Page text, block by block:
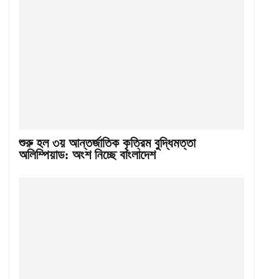
শুরু হল ৩য় আন্তর্জাতিক কৃত্রিম বুদ্ধিমত্তা
অলিম্পিয়াড: অংশ নিচ্ছে বাংলাদেশ